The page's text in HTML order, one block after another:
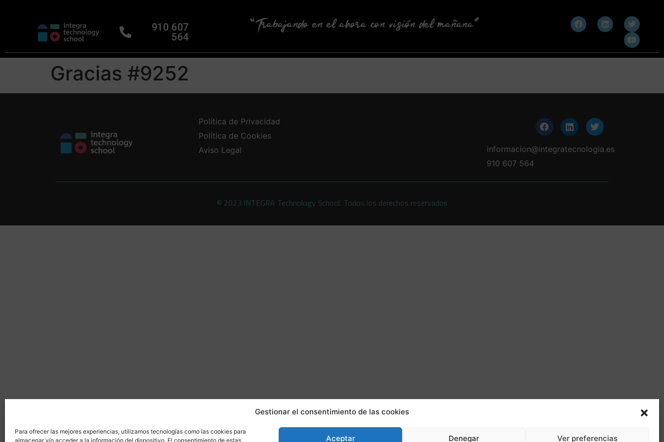
Gestionar el consentimiento de las cookies
Para ofrecer las mejores experiencias, utilizamos tecnologías como las cookies para
almacenar y/o acceder a la información del dispositivo. El consentimiento de estas
Aceptar Denegar Ver preferencias
910 607
564
Gracias #9252
Política de Privacidad
Política de Cookies
Aviso Legal
informacion@integratecnologia.es
910 607 564
© 2023 INTEGRA Technology School. Todos los derechos reservados